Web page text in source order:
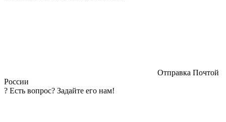
Отправка Почтой
России
? Есть вопрос? Задайте его нам!